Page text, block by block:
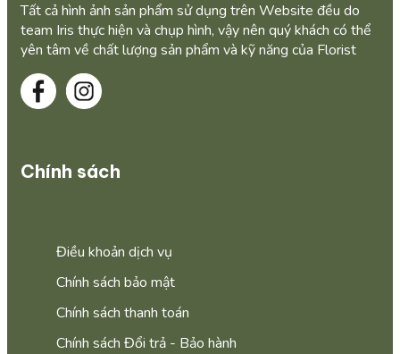
Tất cả hình ảnh sản phẩm sử dụng trên Website đều do
team Iris thực hiện và chụp hình, vậy nên quý khách có thể
yên tâm về chất lượng sản phẩm và kỹ năng của Florist
Chính sách
Điều khoản dịch vụ
Chính sách bảo mật
Chính sách thanh toán
Chính sách Đổi trả - Bảo hành